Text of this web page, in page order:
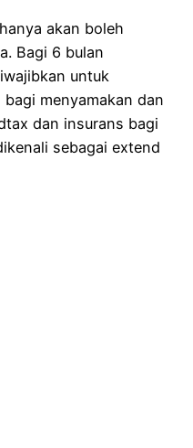
akan boleh
Bagi 6 bulan
untuk
menyamakan dan
dan insurans bagi
sebagai extend